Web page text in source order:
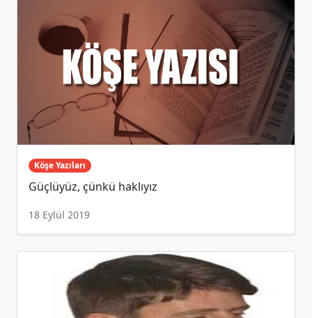
Köşe Yazıları
Güçlüyüz, çünkü haklıyız
18 Eylül 2019